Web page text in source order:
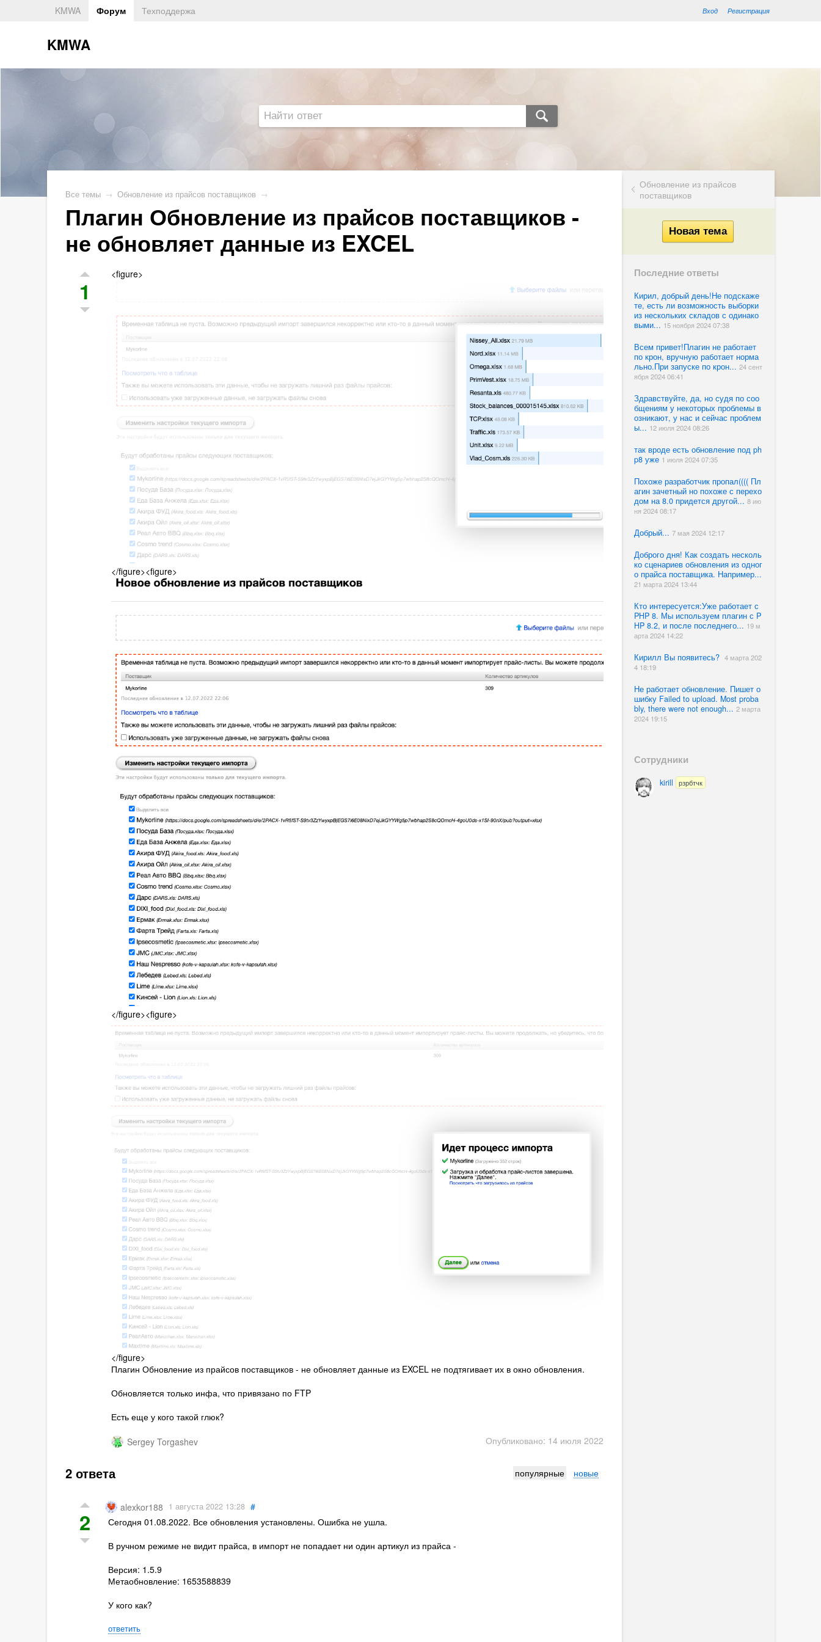
KMWA Форум Техподдержа Вход Регистрация
KMWA
Обновление из прайсов
поставщиков
Последние ответы
Кирил, добрый день!Не подскаже
те, есть ли возможность выборки
из нескольких складов с одинако
выми... 15 ноября 2024 07:38
Всем привет!Плагин не работает
по крон, вручную работает норма
льно.При запуске по крон... 24 сент
ября 2024 06:41
Здравствуйте, да, но судя по соо
бщениям у некоторых проблемы в
озникают, у нас и сейчас проблем
ы... 12 июля 2024 08:26
так вроде есть обновление под ph
p8 уже 1 июля 2024 07:35
Похоже разработчик пропал(((( Пл
агин зачетный но похоже с перехо
дом на 8.0 придется другой... 8 ию
ня 2024 08:17
Добрый... 7 мая 2024 12:17
Доброго дня! Как создать несколь
ко сценариев обновления из одног
о прайса поставщика. Например...
21 марта 2024 13:44
Кто интересуется:Уже работает с
PHP 8. Мы используем плагин с P
HP 8.2, и после последнего... 19 м
арта 2024 14:22
Кирилл Вы появитесь? 4 марта 202
4 18:19
Не работает обновление. Пишет о
шибку Failed to upload. Most proba
bly, there were not enough... 2 марта
2024 19:15
Сотрудники
kirill рзрбтчк
Все темы → Обновление из прайсов поставщиков →
Плагин Обновление из прайсов поставщиков -
не обновляет данные из EXCEL
1
<figure>
</figure><figure>
</figure><figure>
</figure>
Плагин Обновление из прайсов поставщиков - не обновляет данные из EXCEL не подтягивает их в окно обновления.
Обновляется только инфа, что привязано по FTP
Есть еще у кого такой глюк?
Опубликовано: 14 июля 2022
Sergey Torgashev
2 ответа популярные новые
2
alexkor188 1 августа 2022 13:28 #
Сегодня 01.08.2022. Все обновления установлены. Ошибка не ушла.
В ручном режиме не видит прайса, в импорт не попадает ни один артикул из прайса -
Версия: 1.5.9
Метаобновление: 1653588839
У кого как?
ответить